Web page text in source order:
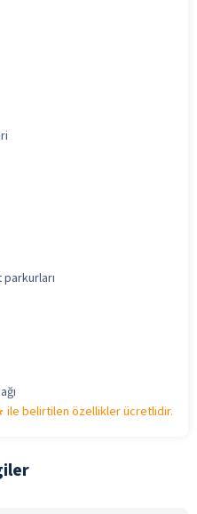
ile belirtilen özellikler ücretlidir.